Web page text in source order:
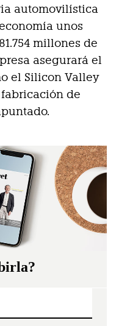
automovilística
unos
millones de
asegurará el
el Silicon Valley
de